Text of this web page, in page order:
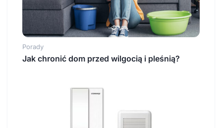
Porady
Jak chronić dom przed wilgocią i pleśnią?